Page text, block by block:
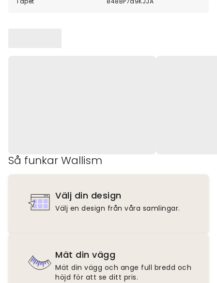
Så funkar Wallism
Välj din design
Välj en design från våra samlingar.
Mät din vägg
Mät din vägg och ange full bredd och
höjd för att se ditt pris.